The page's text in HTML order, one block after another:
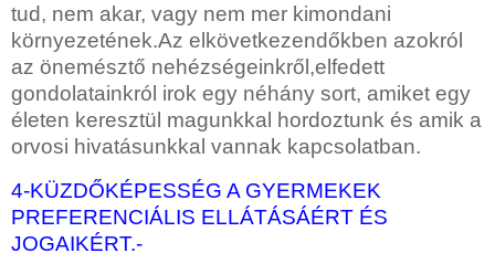
tud, nem akar, vagy nem mer kimondani
környezetének.Az elkövetkezendőkben azokról
az önemésztő nehézségeinkről,elfedett
gondolatainkról irok egy néhány sort, amiket egy
életen keresztül magunkkal hordoztunk és amik a
orvosi hivatásunkkal vannak kapcsolatban.
4-KÜZDŐKÉPESSÉG A GYERMEKEK
PREFERENCIÁLIS ELLÁTÁSÁÉRT ÉS
JOGAIKÉRT.-